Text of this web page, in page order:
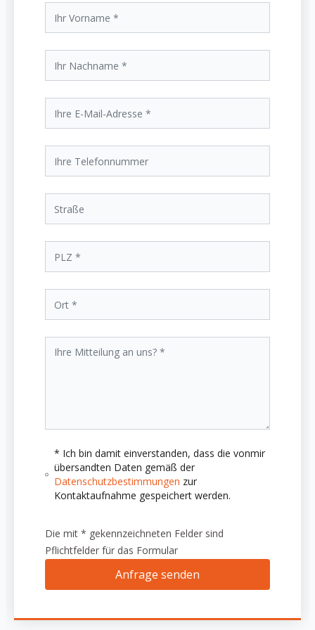
* Ich bin damit einverstanden, dass die vonmir
übersandten Daten gemäß der
Datenschutzbestimmungen zur
Kontaktaufnahme gespeichert werden.
Die mit * gekennzeichneten Felder sind
Pflichtfelder für das Formular
Anfrage senden